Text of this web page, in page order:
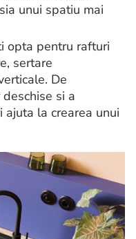
unui spatiu mai
opta pentru rafturi
sertare
De
si a
la crearea unui